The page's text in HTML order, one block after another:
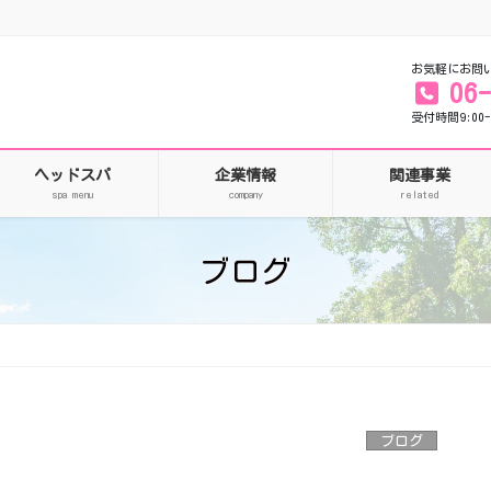
お気軽にお問
受付時間
ヘッドスパ
spa menu
企業情報
company
関連事業
related
ブログ
ブログ